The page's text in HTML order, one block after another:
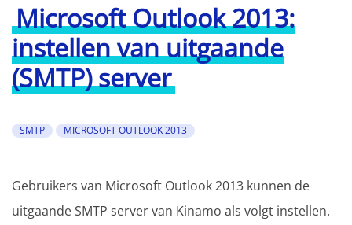
Microsoft Outlook 2013:
instellen van uitgaande
(SMTP) server
SMTP MICROSOFT OUTLOOK 2013
Gebruikers van Microsoft Outlook 2013 kunnen de
uitgaande SMTP server van Kinamo als volgt instellen.